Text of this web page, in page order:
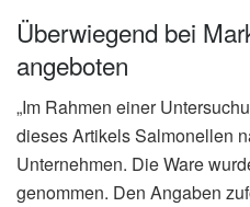
Überwiegend bei
angeboten
„Im Rahmen einer
dieses Artikels Salmonellen
Unternehmen. Die Ware
genommen. Den Angaben